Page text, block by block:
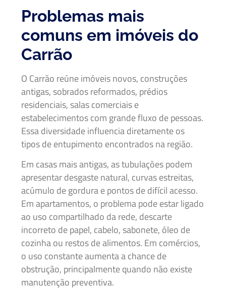
Problemas mais
comuns em imóveis do
Carrão
O Carrão reúne imóveis novos, construções
antigas, sobrados reformados, prédios
residenciais, salas comerciais e
estabelecimentos com grande fluxo de pessoas.
Essa diversidade influencia diretamente os
tipos de entupimento encontrados na região.
Em casas mais antigas, as tubulações podem
apresentar desgaste natural, curvas estreitas,
acúmulo de gordura e pontos de difícil acesso.
Em apartamentos, o problema pode estar ligado
ao uso compartilhado da rede, descarte
incorreto de papel, cabelo, sabonete, óleo de
cozinha ou restos de alimentos. Em comércios,
o uso constante aumenta a chance de
obstrução, principalmente quando não existe
manutenção preventiva.